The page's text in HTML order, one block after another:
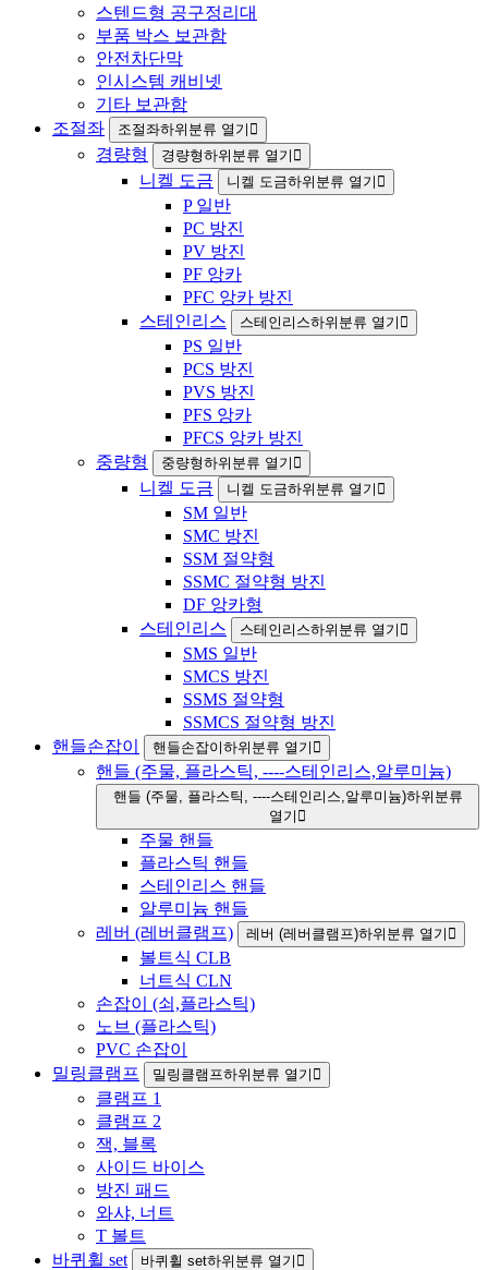
스텐드형 공구정리대
부품 박스 보관함
안전차단막
인시스템 캐비넷
기타 보관함
조절좌
조절좌하위분류 열기
경량형 경량형하위분류 열기
니켈 도금 니켈 도금하위분류 열기
P 일반
PC 방진
PV 방진
PF 앙카
PFC 앙카 방진
스테인리스
스테인리스하위분류 열기
PS 일반
PCS 방진
PVS 방진
PFS 앙카
PFCS 앙카 방진
중량형
중량형하위분류 열기
니켈 도금 니켈 도금하위분류 열기
SM 일반
SMC 방진
SSM 절약형
SSMC 절약형 방진
DF 앙카형
스테인리스
스테인리스하위분류 열기
SMS 일반
SMCS 방진
SSMS 절약형
SSMCS 절약형 방진
핸들손잡이
핸들손잡이하위분류 열기
핸들 (주물, 플라스틱, ----스테인리스,알루미늄)
핸들 (주물, 플라스틱, ----스테인리스,알루미늄)하위분류
열기
주물 핸들
플라스틱 핸들
스테인리스 핸들
알루미늄 핸들
레버 (레버클램프)
레버 (레버클램프)하위분류 열기
볼트식 CLB
너트식 CLN
손잡이 (쇠,플라스틱)
노브 (플라스틱)
PVC 손잡이
밀링클램프
밀링클램프하위분류 열기
클램프 1
클램프 2
잭, 블록
사이드 바이스
방진 패드
와샤, 너트
T 볼트
바퀴휠 set
바퀴휠 set하위분류 열기